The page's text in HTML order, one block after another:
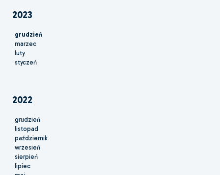
2023
grudzień
marzec
luty
styczeń
2022
grudzień
listopad
październik
wrzesień
sierpień
lipiec